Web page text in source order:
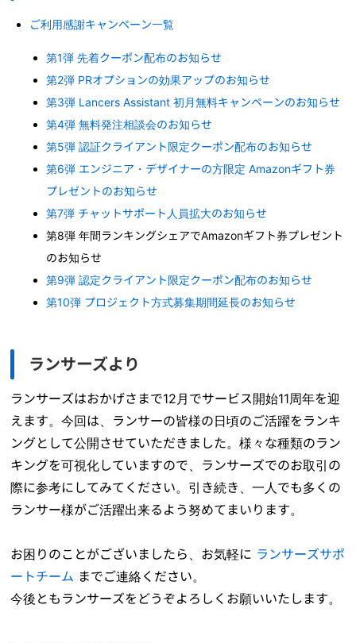
ご利用感謝キャンペーン一覧
第1弾 先着クーポン配布のお知らせ
第2弾 PRオプションの効果アップのお知らせ
第3弾 Lancers Assistant 初月無料キャンペーンのお知らせ
第4弾 無料発注相談会のお知らせ
第5弾 認証クライアント限定クーポン配布のお知らせ
第6弾 エンジニア・デザイナーの方限定 Amazonギフト券
プレゼントのお知らせ
第7弾 チャットサポート人員拡大のお知らせ
第8弾 年間ランキングシェアでAmazonギフト券プレゼント
のお知らせ
第9弾 認定クライアント限定クーポン配布のお知らせ
第10弾 プロジェクト方式募集期間延長のお知らせ
ランサーズより
ランサーズはおかげさまで12月でサービス開始11周年を迎
えます。今回は、ランサーの皆様の日頃のご活躍をランキ
ングとして公開させていただきました。様々な種類のラン
キングを可視化していますので、ランサーズでのお取引の
際に参考にしてみてください。引き続き、一人でも多くの
ランサー様がご活躍出来るよう努めてまいります。
お困りのことがございましたら、お気軽に ランサーズサポ
ートチーム までご連絡ください。
今後ともランサーズをどうぞよろしくお願いいたします。